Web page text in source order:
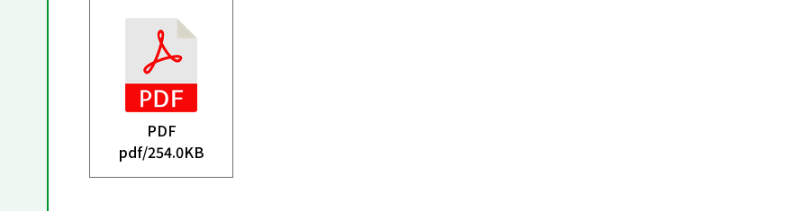
PDF
pdf/254.0KB